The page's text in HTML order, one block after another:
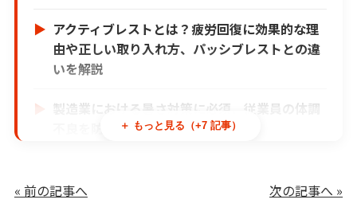
アクティブレストとは？疲労回復に効果的な理
由や正しい取り入れ方、パッシブレストとの違
いを解説
製造業における暑さ対策に必須、従業員の体調
不良を防ぐ具体策を紹介
を最大化する方法
＋ もっと見る（+7 記事）
« 前の記事へ 次の記事へ »